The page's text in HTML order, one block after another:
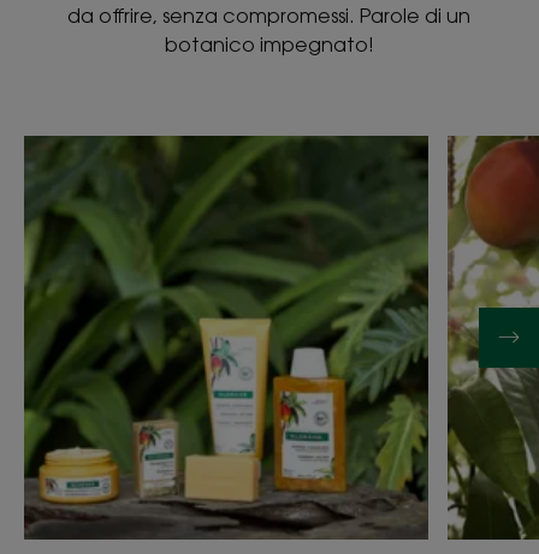
da offrire, senza compromessi. Parole di un
botanico impegnato!